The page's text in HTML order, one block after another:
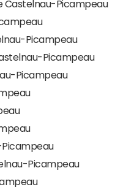
Castelnau-Picampeau
Picampeau
Picampeau
Picampeau
Picampeau
Picampeau